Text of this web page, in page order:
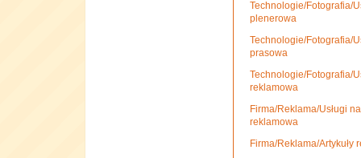
Technologie/Fotografia/
plenerowa
Technologie/Fotografia/
prasowa
Technologie/Fotografia/
reklamowa
Firma/Reklama/Usługi
reklamowa
Firma/Reklama/